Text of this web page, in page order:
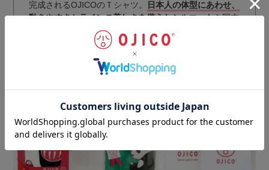
完成されるOJICOのＴシャツ。
日本人の体型にあわせ、
動きやすさとラインの美しさを備えたシルエットを国内
最高レベルの技術により実現。
丁寧な仕上げにより、耐久性・安全性をさらにアップさ
ギフトラッピングのご注文はこちらから